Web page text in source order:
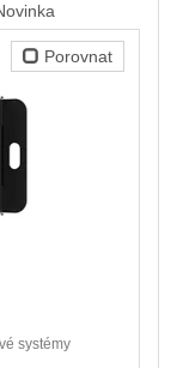
Porovnat
systémy